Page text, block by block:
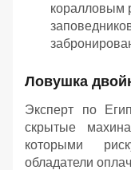
коралловым
Ловушка
Эксперт по
скрытые
которыми
обладатели